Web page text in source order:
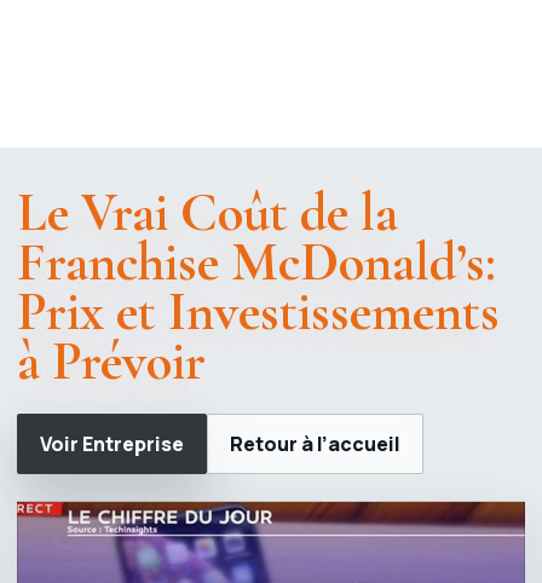
Le Vrai Coût de la
Franchise McDonald’s:
Prix et Investissements
à Prévoir
Voir Entreprise Retour à l’accueil